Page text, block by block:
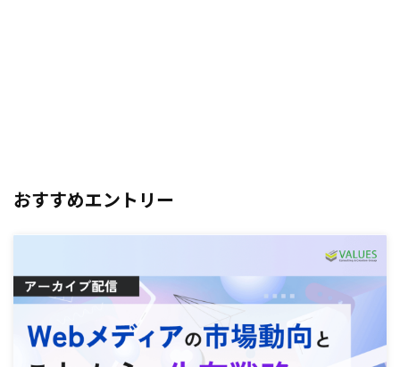
おすすめエントリー